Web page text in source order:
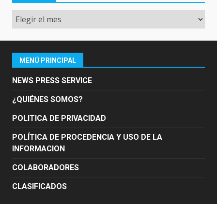
Archivo
MENÚ PRINCIPAL
NEWS PRESS SERVICE
¿QUIÉNES SOMOS?
POLITICA DE PRIVACIDAD
POLÍTICA DE PROCEDENCIA Y USO DE LA
INFORMACION
COLABORADORES
CLASIFICADOS